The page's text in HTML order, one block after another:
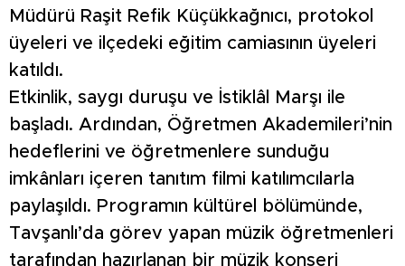
Müdürü Raşit Refik Küçükkağnıcı, protokol
üyeleri ve ilçedeki eğitim camiasının üyeleri
katıldı.
Etkinlik, saygı duruşu ve İstiklâl Marşı ile
başladı. Ardından, Öğretmen Akademileri’nin
hedeflerini ve öğretmenlere sunduğu
imkânları içeren tanıtım filmi katılımcılarla
paylaşıldı. Programın kültürel bölümünde,
Tavşanlı’da görev yapan müzik öğretmenleri
tarafından hazırlanan bir müzik konseri